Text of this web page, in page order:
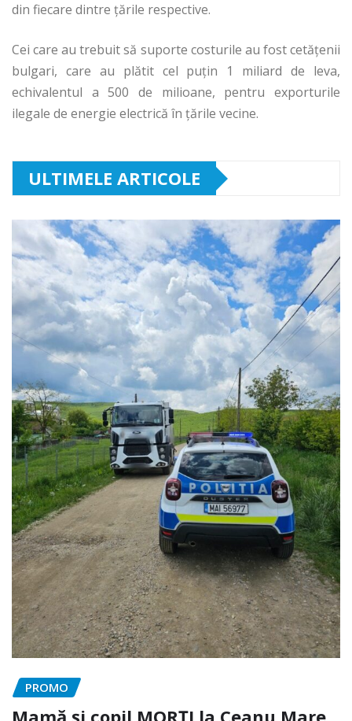
din fiecare dintre ţările respective.
Cei care au trebuit să suporte costurile au fost cetăţenii
bulgari, care au plătit cel puţin 1 miliard de leva,
echivalentul a 500 de milioane, pentru exporturile
ilegale de energie electrică în țările vecine.
ULTIMELE ARTICOLE
PROMO